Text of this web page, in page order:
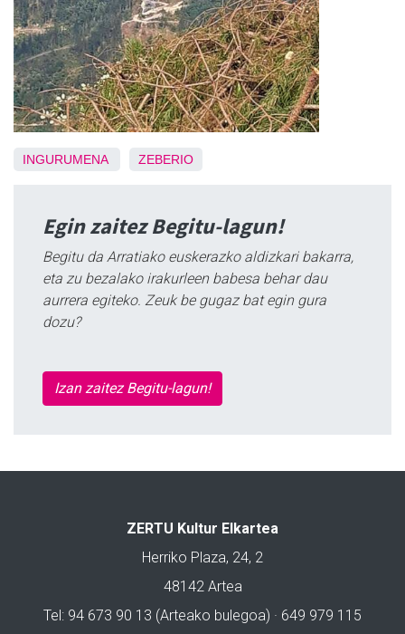
INGURUMENA ZEBERIO
Egin zaitez Begitu-lagun!
Begitu da Arratiako euskerazko aldizkari bakarra,
eta zu bezalako irakurleen babesa behar dau
aurrera egiteko. Zeuk be gugaz bat egin gura
dozu?
Izan zaitez Begitu-lagun!
ZERTU Kultur Elkartea
Herriko Plaza, 24, 2
48142 Artea
Tel: 94 673 90 13 (Arteako bulegoa) · 649 979 115